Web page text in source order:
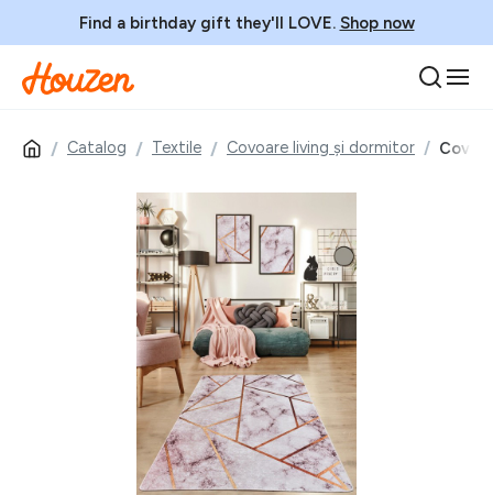
Find a birthday gift they'll LOVE. Shop now
Catalog Textile Covoare living și dormitor